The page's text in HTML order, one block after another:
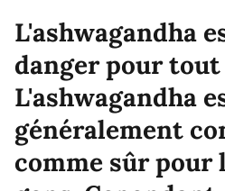
L'ashwagandha
danger pour tout
L'ashwagandha
généralement
comme sûr pour